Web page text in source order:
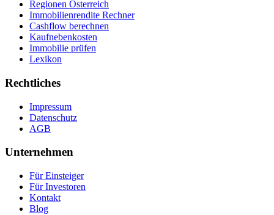
Regionen Österreich
Immobilienrendite Rechner
Cashflow berechnen
Kaufnebenkosten
Immobilie prüfen
Lexikon
Rechtliches
Impressum
Datenschutz
AGB
Unternehmen
Für Einsteiger
Für Investoren
Kontakt
Blog